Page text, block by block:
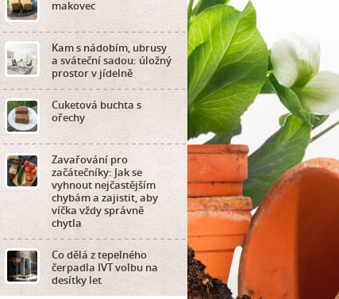
makovec
Kam s nádobím, ubrusy
a sváteční sadou: úložný
prostor v jídelně
Cuketová buchta s
ořechy
Zavařování pro
začátečníky: Jak se
vyhnout nejčastějším
chybám a zajistit, aby
víčka vždy správně
chytla
Co dělá z tepelného
čerpadla IVT volbu na
desítky let